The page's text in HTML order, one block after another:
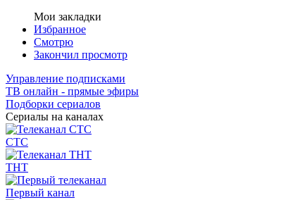
Мои закладки
Избранное
Смотрю
Закончил просмотр
Управление подписками
ТВ онлайн - прямые эфиры
Подборки сериалов
Сериалы на каналах
СТС
ТНТ
Первый канал